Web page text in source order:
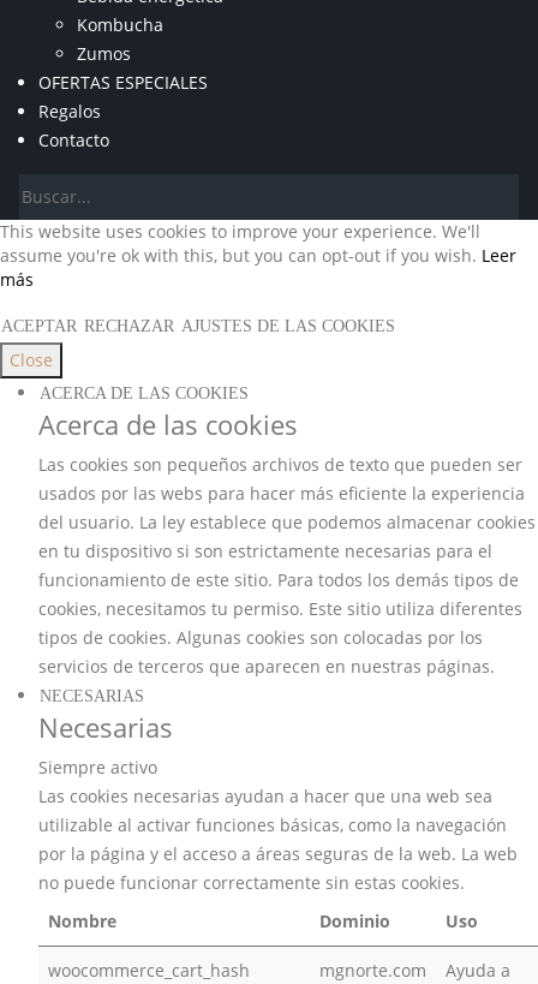
Kombucha
Zumos
OFERTAS ESPECIALES
Regalos
Contacto
This website uses cookies to improve your experience. We'll
assume you're ok with this, but you can opt-out if you wish. Leer
más
ACEPTAR RECHAZAR AJUSTES DE LAS COOKIES
Close
ACERCA DE LAS COOKIES
Acerca de las cookies
Las cookies son pequeños archivos de texto que pueden ser
usados por las webs para hacer más eficiente la experiencia
del usuario. La ley establece que podemos almacenar cookies
en tu dispositivo si son estrictamente necesarias para el
funcionamiento de este sitio. Para todos los demás tipos de
cookies, necesitamos tu permiso. Este sitio utiliza diferentes
tipos de cookies. Algunas cookies son colocadas por los
servicios de terceros que aparecen en nuestras páginas.
NECESARIAS
Necesarias
Siempre activo
Las cookies necesarias ayudan a hacer que una web sea
utilizable al activar funciones básicas, como la navegación
por la página y el acceso a áreas seguras de la web. La web
no puede funcionar correctamente sin estas cookies.
Nombre
Dominio Uso
woocommerce_cart_hash mgnorte.com
Ayuda a